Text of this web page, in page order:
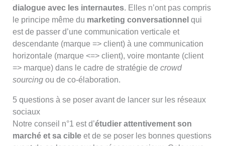
dialogue avec les internautes. Elles n’ont pas compris
le principe même du marketing conversationnelqui
est de passer d’une communication verticale et
descendante (marque => client) à une communication
horizontale (marque <=> client), voire montante (client
=> marque) dans le cadre de stratégie decrowd
sourcing ou de co-élaboration.
5 questions à se poser avant de lancer sur les réseaux
sociaux
Notre conseil n°1 est d’étudier attentivement son
marché et sa cible et de se poser les bonnes questions